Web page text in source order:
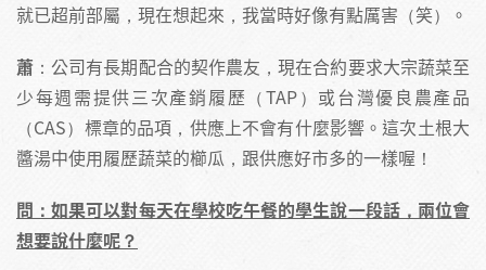
就已超前部屬，現在想起來，我當時好像有點厲害（笑）。
蕭 ：公司有長期配合的契作農友，現在合約要求大宗蔬菜至
少每週需提供三次產銷履歷（TAP）或台灣優良農產品
（CAS）標章的品項，供應上不會有什麼影響。這次土根大
醬湯中使用履歷蔬菜的櫛瓜，跟供應好市多的一樣喔！
問：如果可以對每天在學校吃午餐的學生說一段話，兩位會
想要說什麼呢？